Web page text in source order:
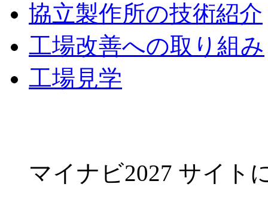
協立製作所の技術紹介
工場改善への取り組み
工場見学
マイナビ2027 サイト